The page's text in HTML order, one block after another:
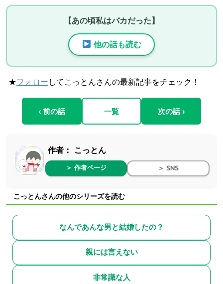
【あの頃私はバカだった】
他の話も読む
★フォロー してこっとんさんの最新記事をチェック！
‹ 前の話 一覧 次の話 ›
作者： こっとん
＞ 作者ページ ＞ SNS
こっとんさんの他のシリーズを読む
なんであんな男と結婚したの？
親には言えない
非常識な人